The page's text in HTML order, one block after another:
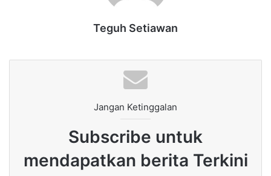
Teguh Setiawan
Jangan Ketinggalan
Subscribe untuk
mendapatkan berita Terkini